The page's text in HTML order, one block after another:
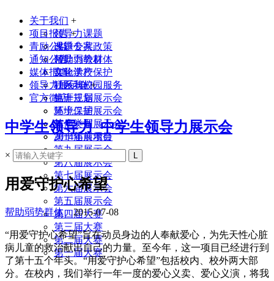
关于我们 +
领导力课题
课题专家
领导力教材
实验学校
联系我们
项目报告 +
改进公共政策
帮助弱势群体
文化遗产保护
社区与校园服务
生涯规划
环境保护
其他类型
2014年前项目
青励公益
通知公告
媒体报道
领导力展示会 +
第十三届展示会
第十二届展示会
第十一届展示会
第十届展示会
第九届展示会
第八届展示会
第七届展示会
第六届展示会
第五届展示会
第四届大赛
第三届大赛
第二届大赛
第一届大赛
官方微店
中学生领导力_中学生领导力展示会
×
用爱守护心希望
帮助弱势群体2015-07-08
“用爱守护心希望”旨在动员身边的人奉献爱心，为先天性心脏
病儿童的救治献出自己的力量。至今年，这一项目已经进行到
了第十五个年头。“用爱守护心希望”包括校内、校外两大部
分。在校内，我们举行一年一度的爱心义卖、爱心义演，将我